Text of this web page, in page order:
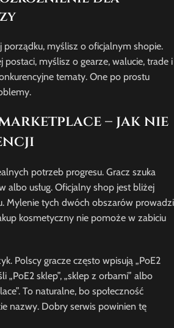
porządku, myślisz o oficjalnym shopie.
postaci, myślisz o gearze, walucie, trade i
tematy. One po prostu
– jak nie
potrzeb progresu. Gracz szuka
albo usług. Oficjalny shop jest bliżej
Mylenie tych dwóch obszarów prowadzi
kosmetyczny nie pomoże w zabiciu
Polscy gracze często wpisują „PoE2
„PoE2 sklep”, „sklep z orbami” albo
To naturalne, bo społeczność
nazwy. Dobry serwis powinien tę